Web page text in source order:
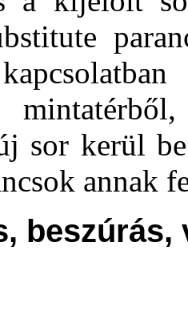
sor kerül
annak
beszúrás,